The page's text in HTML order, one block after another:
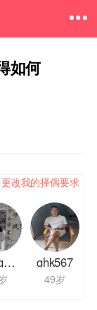
如何
更改我的择偶要求
fggjhg56756 ghk567
49岁